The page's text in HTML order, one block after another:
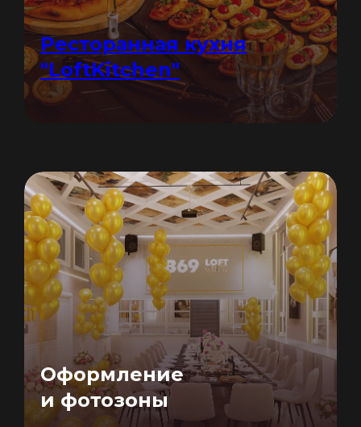
Ресторанная кухня
"LoftKitchen"
Оформление
и фотозоны